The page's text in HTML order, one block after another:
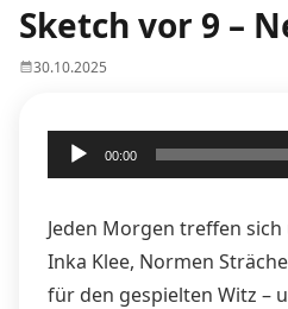
Sketch vor 9 –
30.10.2025
Audio-
Player
00:00
Jeden Morgen treffen
Inka Klee, Normen
für den gespielten Witz –